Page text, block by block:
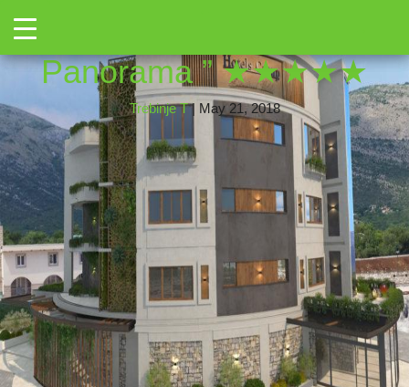
Toggle
Panorama ” ★★★★★
Trebinje T | May 21, 2018